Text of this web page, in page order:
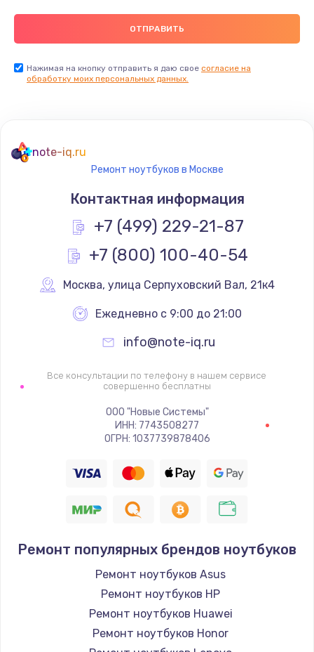
Нажимая на кнопку отправить я даю свое согласие на
обработку моих персональных данных.
note-iq.ru
Ремонт ноутбуков в Москве
Контактная информация
+7 (499) 229-21-87
+7 (800) 100-40-54
Москва, улица Серпуховский Вал, 21к4
Ежедневно с 9:00 до 21:00
info@note-iq.ru
Все консультации по телефону в нашем сервисе
совершенно бесплатны
ООО "Новые Системы"
ИНН: 7743508277
ОГРН: 1037739878406
Ремонт популярных брендов ноутбуков
Ремонт ноутбуков Asus
Ремонт ноутбуков HP
Ремонт ноутбуков Huawei
Ремонт ноутбуков Honor